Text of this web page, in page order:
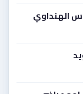
الهنداوي